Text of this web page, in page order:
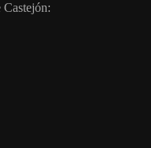
Castejón: